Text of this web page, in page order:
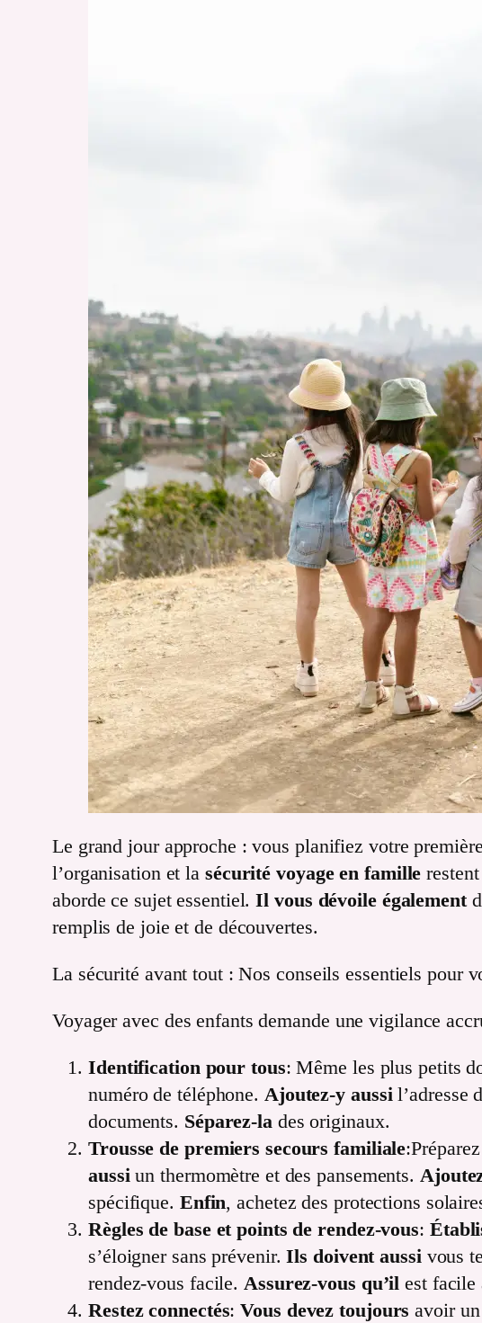
Le grand jour approche : vous planifiez votre
l’organisation et la sécurité voyage en famille
aborde ce sujet essentiel.Il vous dévoile également
remplis de joie et de découvertes.
La sécurité avant tout : Nos conseils essentiels pour
Voyager avec des enfants demande une vigilance
Identification pour tous: Même les plus petits
numéro de téléphone. Ajoutez-y aussil’adresse
documents. Séparez-lades originaux.
Trousse de premiers secours familiale
aussiun thermomètre et des pansements.
spécifique. Enfin, achetez des protections
Règles de base et points de rendez-vous:
s’éloigner sans prévenir.Ils doivent aussivous
rendez-vous facile. Assurez-vous qu’il est facile
Restez connectés:Vous devez toujours avoir